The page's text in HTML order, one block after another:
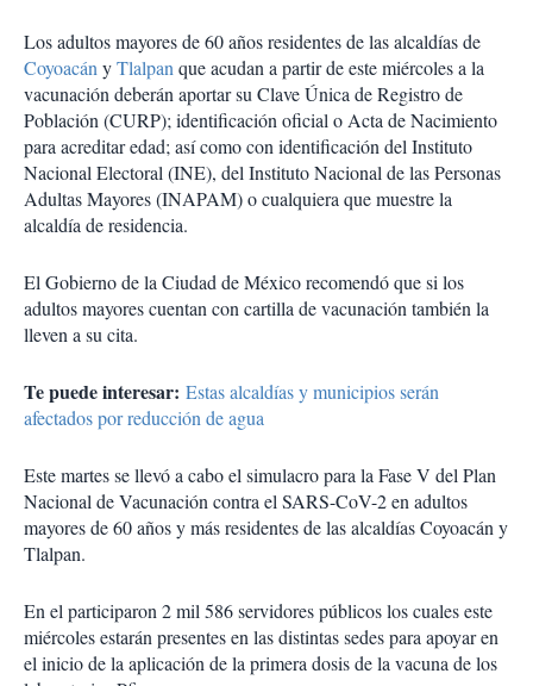
Los adultos mayores de 60 años residentes de las alcaldías de
CoyoacányTlalpanque acudan a partir de este miércoles a la
vacunación deberán aportar su Clave Única de Registro de
Población (CURP); identificación oficial o Acta de Nacimiento
para acreditar edad; así como con identificación del Instituto
Nacional Electoral (INE), del Instituto Nacional de las Personas
Adultas Mayores (INAPAM) o cualquiera que muestre la
alcaldía de residencia.
El Gobierno de la Ciudad de México recomendó que si los
adultos mayores cuentan con cartilla de vacunación también la
lleven a su cita.
Te puede interesar: Estas alcaldías y municipios serán
afectados por reducción de agua
Este martes se llevó a cabo el simulacro para la Fase V del Plan
Nacional de Vacunación contra el SARS-CoV-2 en adultos
mayores de 60 años y más residentes de las alcaldías Coyoacán y
Tlalpan.
En el participaron 2 mil 586 servidores públicos los cuales este
miércoles estarán presentes en las distintas sedes para apoyar en
el inicio de la aplicación de la primera dosis de la vacuna de los